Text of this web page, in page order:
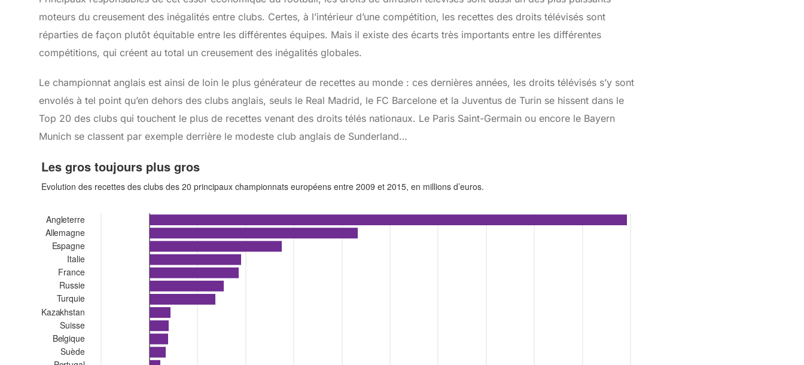
moteurs du creusement des inégalités entre clubs. Certes, à l’intérieur d’une compétition, les recettes des droits télévisés sont
réparties de façon plutôt équitable entre les différentes équipes. Mais il existe des écarts très importants entre les différentes
compétitions, qui créent au total un creusement des inégalités globales.
Le championnat anglais est ainsi de loin le plus générateur de recettes au monde : ces dernières années, les droits télévisés s’y sont
envolés à tel point qu’en dehors des clubs anglais, seuls le Real Madrid, le FC Barcelone et la Juventus de Turin se hissent dans le
Top 20 des clubs qui touchent le plus de recettes venant des droits télés nationaux. Le Paris Saint-Germain ou encore le Bayern
Munich se classent par exemple derrière le modeste club anglais de Sunderland…